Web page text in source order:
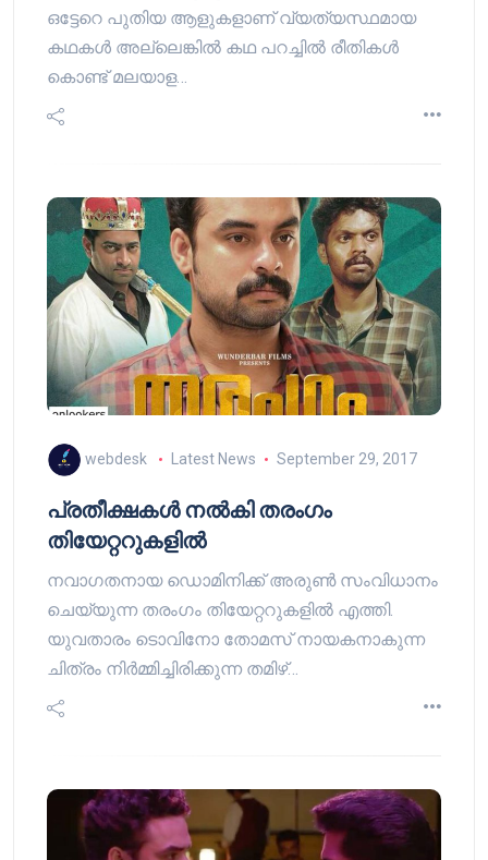
ഒട്ടേറെ പുതിയ ആളുകളാണ് വ്യത്യസ്ഥമായ
കഥകള്‍ അല്ലെങ്കില്‍ കഥ പറച്ചില്‍ രീതികള്‍
കൊണ്ട് മലയാള…
webdesk Latest News September 29, 2017
പ്രതീക്ഷകള്‍ നല്‍കി തരംഗം
തിയേറ്ററുകളില്‍
നവാഗതനായ ഡൊമിനിക്ക് അരുണ്‍ സംവിധാനം
ചെയ്യുന്ന തരംഗം തിയേറ്ററുകളില്‍ എത്തി.
യുവതാരം ടൊവിനോ തോമസ് നായകനാകുന്ന
ചിത്രം നിര്‍മ്മിച്ചിരിക്കുന്ന തമിഴ്…